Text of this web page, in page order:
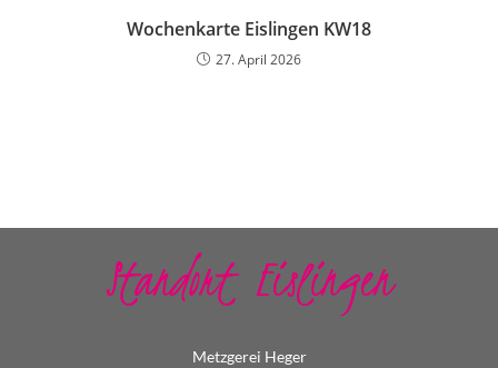
Wochenkarte Eislingen KW18
27. April 2026
Standort Eislingen
Metzgerei Heger